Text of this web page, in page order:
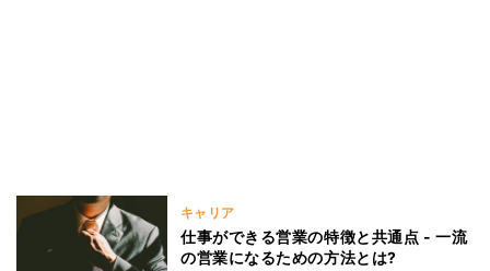
キャリア
仕事ができる営業の特徴と共通点 - 一流
の営業になるための方法とは?